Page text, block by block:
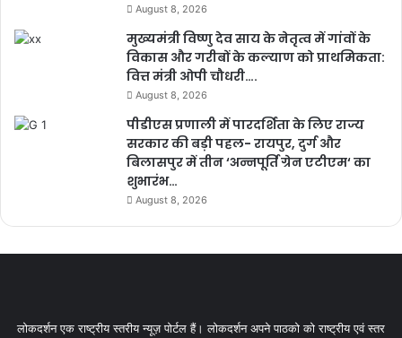
August 8, 2026
मुख्यमंत्री विष्णु देव साय के नेतृत्व में गांवों के
विकास और गरीबों के कल्याण को प्राथमिकता:
वित्त मंत्री ओपी चौधरी….
August 8, 2026
पीडीएस प्रणाली में पारदर्शिता के लिए राज्य
सरकार की बड़ी पहल- रायपुर, दुर्ग और
बिलासपुर में तीन ‘अन्नपूर्ति ग्रेन एटीएम‘ का
शुभारंभ…
August 8, 2026
लोकदर्शन एक राष्ट्रीय स्तरीय न्यूज़ पोर्टल हैं। लोकदर्शन अपने पाठको को राष्ट्रीय एवं स्तर